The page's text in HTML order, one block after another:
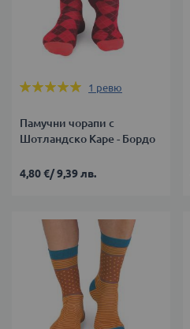
Оценка:
1 ревю
Памучни чорапи с
Шотландско Каре - Бордо
4,80 €/9,39 лв.